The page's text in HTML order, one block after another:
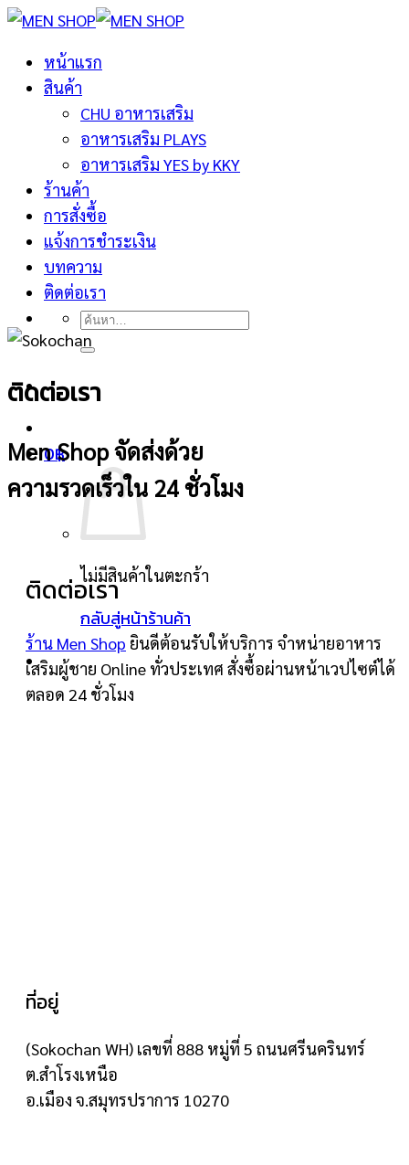
ข้าม
เนื้อหา
หน้าแรก
สินค้า
CHU อาหารเสริม
อาหารเสริม PLAYS
อาหารเสริม YES by KKY
ร้านค้า
การสั่งซื้อ
แจ้งการชำระเงิน
บทความ
ติดต่อเรา
ค้นหา:
0฿
ไม่มีสินค้าในตะกร้า
กลับสู่หน้าร้านค้า
ติดต่อเรา
Men Shop จัดส่งด้วย
ความรวดเร็วใน 24 ชั่วโมง
ติดต่อเรา
ร้าน Men Shop ยินดีต้อนรับให้บริการ จำหน่ายอาหาร
เสริมผู้ชาย Online ทั่วประเทศ สั่งซื้อผ่านหน้าเวปไซต์ได้
ตลอด 24 ชั่วโมง
ที่อยู่
(Sokochan WH) เลขที่ 888 หมู่ที่ 5 ถนนศรีนครินทร์
ต.สำโรงเหนือ
อ.เมือง จ.สมุทรปราการ 10270